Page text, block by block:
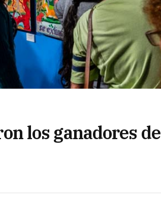
los ganadores